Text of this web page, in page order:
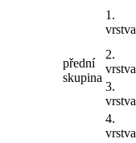
přední
skupina
1.
vrstva
2.
vrstva
3.
vrstva
4.
vrstva